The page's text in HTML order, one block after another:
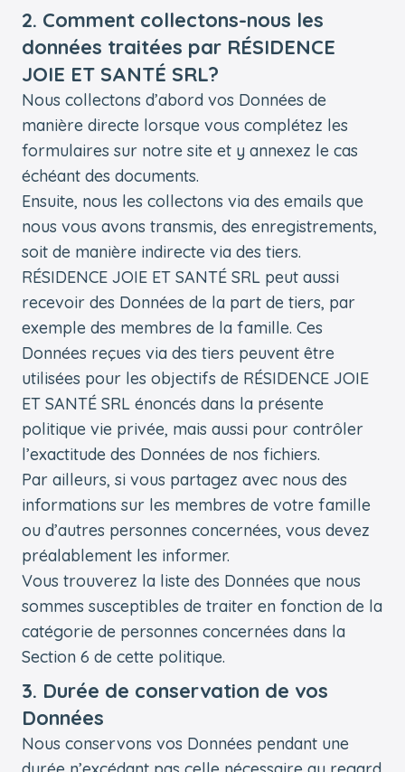
2. Comment collectons-nous les
données traitées par RÉSIDENCE
JOIE ET SANTÉ SRL?
Nous collectons d’abord vos Données de
manière directe lorsque vous complétez les
formulaires sur notre site et y annexez le cas
échéant des documents.
Ensuite, nous les collectons via des emails que
nous vous avons transmis, des enregistrements,
soit de manière indirecte via des tiers.
RÉSIDENCE JOIE ET SANTÉ SRL peut aussi
recevoir des Données de la part de tiers, par
exemple des membres de la famille. Ces
Données reçues via des tiers peuvent être
utilisées pour les objectifs de RÉSIDENCE JOIE
ET SANTÉ SRL énoncés dans la présente
politique vie privée, mais aussi pour contrôler
l’exactitude des Données de nos fichiers.
Par ailleurs, si vous partagez avec nous des
informations sur les membres de votre famille
ou d’autres personnes concernées, vous devez
préalablement les informer.
Vous trouverez la liste des Données que nous
sommes susceptibles de traiter en fonction de la
catégorie de personnes concernées dans la
Section 6 de cette politique.
3. Durée de conservation de vos
Données
Nous conservons vos Données pendant une